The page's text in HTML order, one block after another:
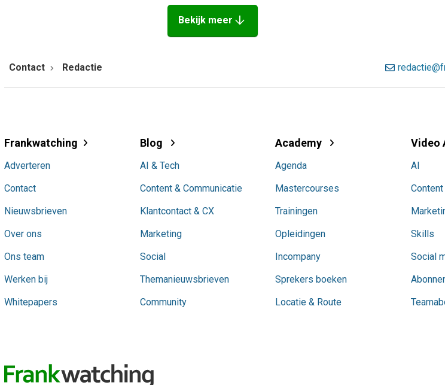
Bekijk meer arrow_downward
Contact Redactie
Frankwatching
Adverteren
Contact
Nieuwsbrieven
Over ons
Ons team
Werken bij
Whitepapers
Blog
AI & Tech
Content & Communicatie
Klantcontact & CX
Marketing
Social
Themanieuwsbrieven
Community
Academy
Agenda
Mastercourses
Trainingen
Opleidingen
Incompany
Sprekers boeken
Locatie & Route
Video
AI
Skills
Social